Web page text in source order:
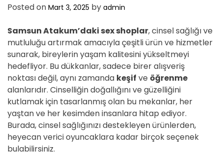
E
Posted on Mart 3, 2025 by admin
Samsun Atakum’daki sex shoplar, cinsel sağlığı ve
mutluluğu artırmak amacıyla çeşitli ürün ve hizmetler
sunarak, bireylerin yaşam kalitesini yükseltmeyi
hedefliyor. Bu dükkanlar, sadece birer alışveriş
noktası değil, aynı zamanda keşif ve öğrenme
alanlarıdır. Cinselliğin doğallığını ve güzelliğini
kutlamak için tasarlanmış olan bu mekanlar, her
yaştan ve her kesimden insanlara hitap ediyor.
Burada, cinsel sağlığınızı destekleyen ürünlerden,
heyecan verici oyuncaklara kadar birçok seçenek
bulabilirsiniz.